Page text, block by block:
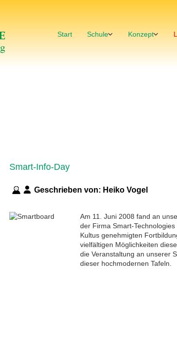
Start Schule Konzept
Smart-Info-Day
Geschrieben von: Heiko Vogel
Am 11. Juni 2008 fand an
der Firma Smart-
Kultus genehmigten
vielfältigen Möglichkeiten
die Veranstaltung an unserer
dieser hochmodernen Tafeln.